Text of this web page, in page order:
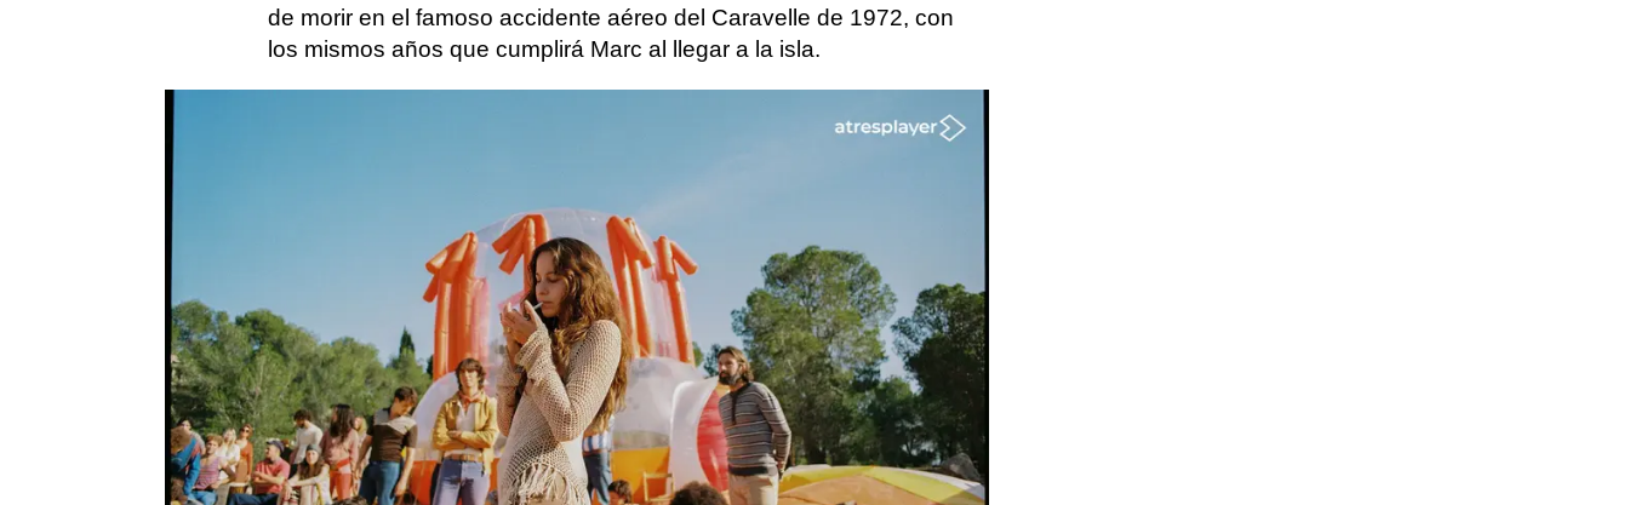
de morir en el famoso accidente aéreo del Caravelle de 1972, con
los mismos años que cumplirá Marc al llegar a la isla.
en Ibiza se convierte en una especie de
Al reparto, encabezado por Álex Monner que en esta ocasión
interpretará tanto a Marc Ribó como a su padre, Manuel, se unen las
actrices Carla Díaz, Marina Salas e Irene Escolar. También
participarán Lucía Martín-Abelló, Fernando Delgado-Hierro y
Fernanda Orazzi, entre otros. Además, algunos de los actores
principales de la primera temporada regresan a esta nueva
temporada.